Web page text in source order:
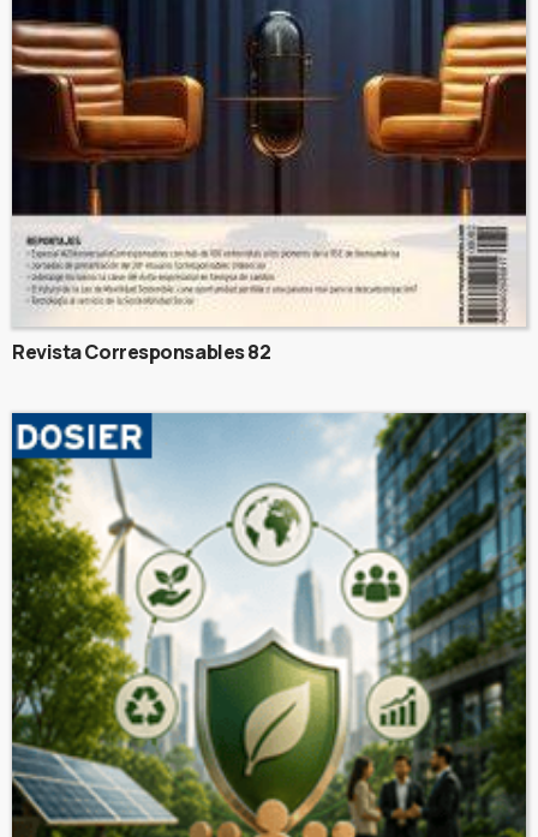
Revista Corresponsables 82